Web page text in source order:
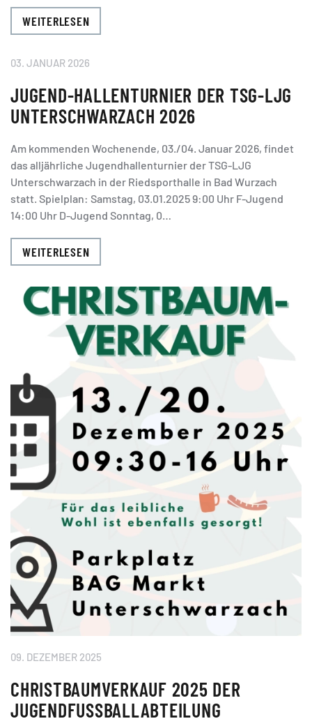
WEITERLESEN
03. JANUAR 2026
JUGEND-HALLENTURNIER DER TSG-LJG
UNTERSCHWARZACH 2026
Am kommenden Wochenende, 03./04. Januar 2026, findet
das alljährliche Jugendhallenturnier der TSG-LJG
Unterschwarzach in der Riedsporthalle in Bad Wurzach
statt. Spielplan: Samstag, 03.01.2025 9:00 Uhr F-Jugend
14:00 Uhr D-Jugend Sonntag, 0…
WEITERLESEN
09. DEZEMBER 2025
CHRISTBAUMVERKAUF 2025 DER
JUGENDFUSSBALLABTEILUNG